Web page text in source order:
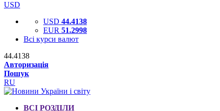
USD
USD 44.4138
EUR 51.2998
Всі курси валют
44.4138
Авторизація
Пошук
RU
ВСІ РОЗДІЛИ